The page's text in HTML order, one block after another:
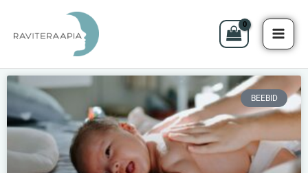
content
BEEBID